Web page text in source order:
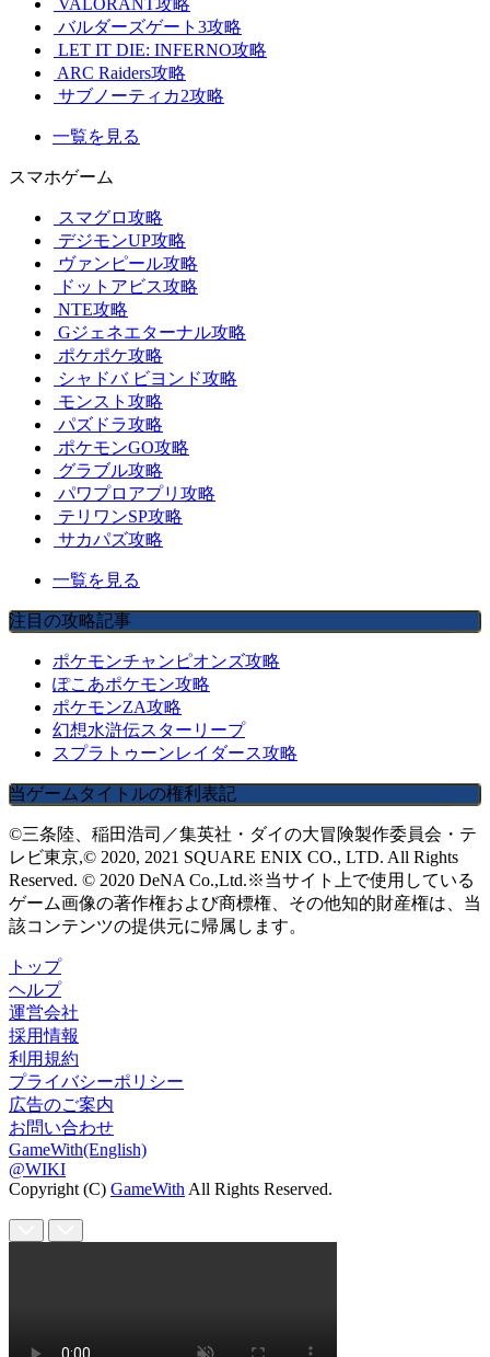
VALORANT攻略
バルダーズゲート3攻略
LET IT DIE: INFERNO攻略
ARC Raiders攻略
サブノーティカ2攻略
一覧を見る
スマホゲーム
スマグロ攻略
デジモンUP攻略
ヴァンピール攻略
ドットアビス攻略
NTE攻略
Gジェネエターナル攻略
ポケポケ攻略
シャドバ ビヨンド攻略
モンスト攻略
パズドラ攻略
ポケモンGO攻略
グラブル攻略
パワプロアプリ攻略
テリワンSP攻略
サカパズ攻略
一覧を見る
注目の攻略記事
ポケモンチャンピオンズ攻略
ぽこあポケモン攻略
ポケモンZA攻略
幻想水滸伝スターリープ
スプラトゥーンレイダース攻略
当ゲームタイトルの権利表記
©三条陸、稲田浩司／集英社・ダイの大冒険製作委員会・テ
レビ東京,© 2020, 2021 SQUARE ENIX CO., LTD. All Rights
Reserved. © 2020 DeNA Co.,Ltd.※当サイト上で使用している
ゲーム画像の著作権および商標権、その他知的財産権は、当
該コンテンツの提供元に帰属します。
トップ
ヘルプ
運営会社
採用情報
利用規約
プライバシーポリシー
広告のご案内
お問い合わせ
GameWith(English)
@WIKI
Copyright (C) GameWith All Rights Reserved.